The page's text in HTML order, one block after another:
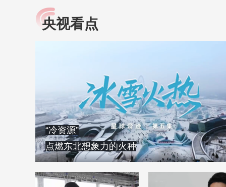
小央视频
央视网原创视频子品牌，
提高全民健康素养水
康》，向所有人分享
知识！
央视看点
“冷资源”
点燃东北想象力的火种